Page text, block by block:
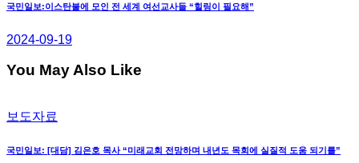
국민일보:이스탄불에 모인 전 세계 여선교사들 “힐링이 필요해”
2024-09-19
You May Also Like
보도자료
국민일보: [대담] 김은호 목사 “미래교회 전망하며 내년도 목회에 실질적 도움 되기를”